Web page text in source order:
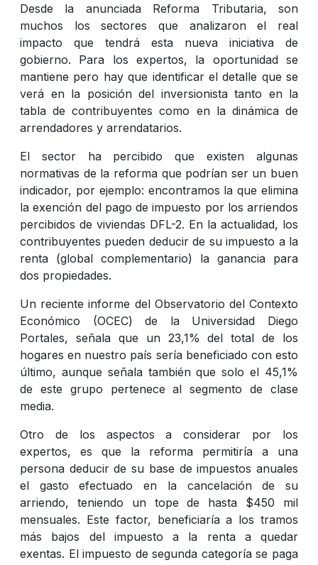
Desde la anunciada Reforma Tributaria, son
muchos los sectores que analizaron el real
impacto que tendrá esta nueva iniciativa de
gobierno. Para los expertos, la oportunidad se
mantiene pero hay que identificar el detalle que se
verá en la posición del inversionista tanto en la
tabla de contribuyentes como en la dinámica de
arrendadores y arrendatarios.
El sector ha percibido que existen algunas
normativas de la reforma que podrían ser un buen
indicador, por ejemplo: encontramos la que elimina
la exención del pago de impuesto por los arriendos
percibidos de viviendas DFL-2. En la actualidad, los
contribuyentes pueden deducir de su impuesto a la
renta (global complementario) la ganancia para
dos propiedades.
Un reciente informe del Observatorio del Contexto
Económico (OCEC) de la Universidad Diego
Portales, señala que un 23,1% del total de los
hogares en nuestro país sería beneficiado con esto
último, aunque señala también que solo el 45,1%
de este grupo pertenece al segmento de clase
media.
Otro de los aspectos a considerar por los
expertos, es que la reforma permitiría a una
persona deducir de su base de impuestos anuales
el gasto efectuado en la cancelación de su
arriendo, teniendo un tope de hasta $450 mil
mensuales. Este factor, beneficiaría a los tramos
más bajos del impuesto a la renta a quedar
exentas. El impuesto de segunda categoría se paga